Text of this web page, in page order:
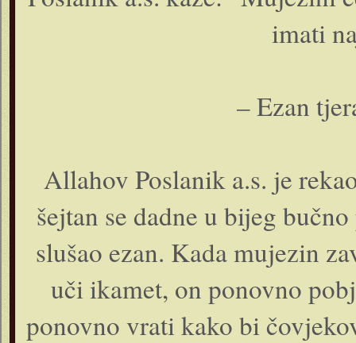
imati
– Ezan
Allahov Poslanik a.s. je
šejtan se dadne u bijeg
slušao ezan. Kada mujezin
uči ikamet, on ponovno
ponovno vrati kako bi